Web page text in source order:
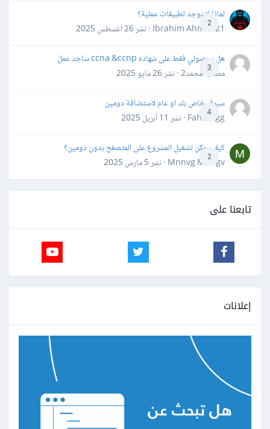
2
لماذا لا يوجد تطبيقات عملية؟
Ibrahim Ahmed21 · نشر
26 أغسطس 2025
3
هل بحصولي فقط على شهاده ccna &ccnp ساجد عمل
مصعب محمد2 · نشر
26 مايو 2025
4
سيرفر خاص بك او عام لاستضافة دومين
Fahd Ggg · نشر
11 أبريل 2025
2
كيف يمكن تشغيل المشروع على المتصفح بدون دومين؟
Mnnvg Mnbgv · نشر
5 مارس 2025
تابعنا على
إعلانات